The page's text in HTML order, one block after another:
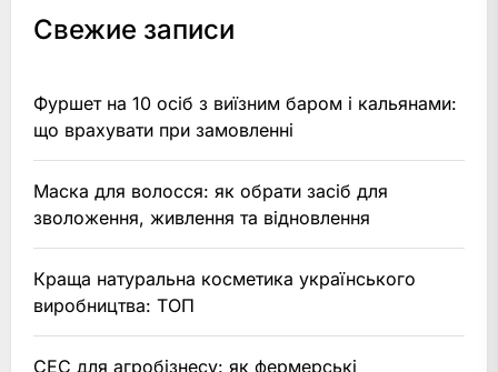
Свежие записи
Фуршет на 10 осіб з виїзним баром і кальянами:
що врахувати при замовленні
Маска для волосся: як обрати засіб для
зволоження, живлення та відновлення
Краща натуральна косметика українського
виробництва: ТОП
СЕС для агробізнесу: як фермерські